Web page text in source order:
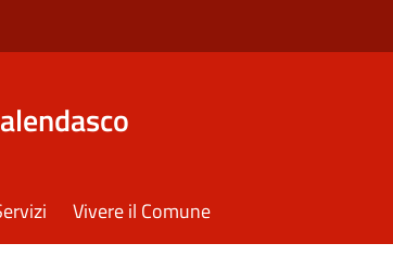
Vivere il Comune